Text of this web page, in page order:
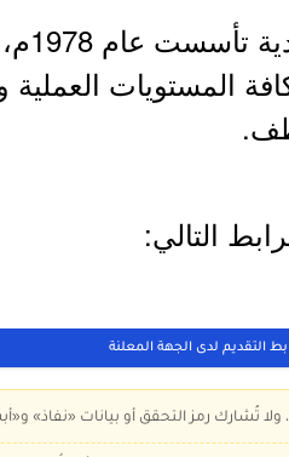
-
المستويات العملية
التالي:
التقديم لدى الجهة المعلنة
تُشارك رمز التحقق أو بيانات «نفاذ»